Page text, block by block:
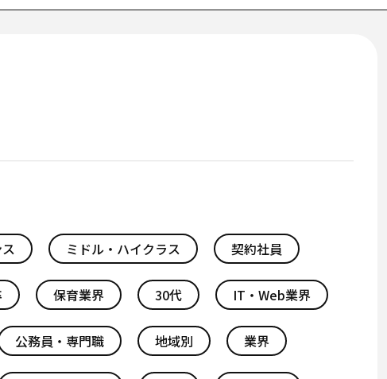
ミドル・ハイクラス 契約社員
保育業界 30代 IT・Web業界
公務員・専門職 地域別 業界